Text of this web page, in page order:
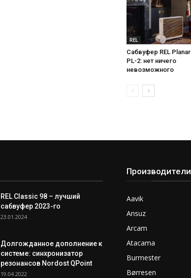
REL
Сабвуфер REL Planar
PL-2: нет ничего
невозможного
REL Classic 98 – лучший
сабвуфер 2023-го
23.01.2024
Долгожданное дополнение к
системе: синхронизатор
резонансов Nordost QPoint
19.04.2022
Производители
Aavik
Ansuz
Arcam
Atacama
Burmester
Børresen